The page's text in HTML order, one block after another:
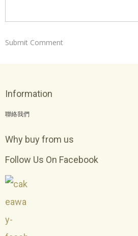
Information
聯絡我們
Why buy from us
Follow Us On Facebook